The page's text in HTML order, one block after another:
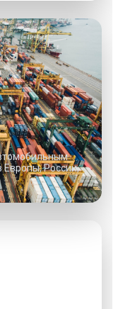
Европы, России,